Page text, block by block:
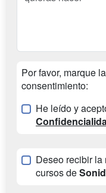
Por favor, marque
consentimiento:
He leído y
Deseo recibir la
cursos de